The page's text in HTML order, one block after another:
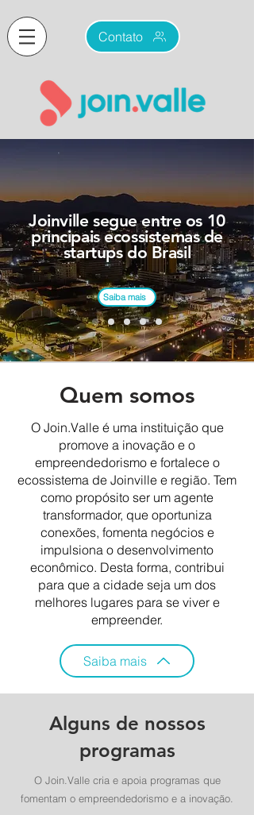
Contato
Joinville segue entre os 10
principais ecossistemas de
startups do Brasil
Saiba mais
Quem somos
O Join.Valle é uma instituição que
promove a inovação e o
empreendedorismo e fortalece o
ecossistema de Joinville e região. Tem
como propósito ser um agente
transformador, que oportuniza
conexões, fomenta negócios e
impulsiona o desenvolvimento
econômico. Desta forma, contribui
para que a cidade seja um dos
melhores lugares para se viver e
empreender.
Saiba mais
Alguns de nossos
programas
O Join.Valle cria e apoia programas que
fomentam o empreendedorismo e a inovação.